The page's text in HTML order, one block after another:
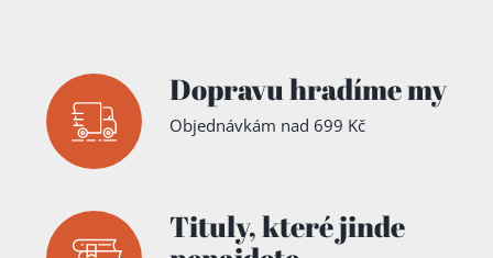
Dopravu hradíme my
Objednávkám nad 699 Kč
Tituly,které jinde